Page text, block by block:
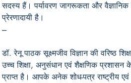
सदस्य हैं। पर्यावरण जागरूकता और
प्रेरणादायी है।
---
डॉ. रेनू पाठक सूक्ष्मजीव विज्ञान की वरिष्ठ
उच्च शिक्षा, अनुसंधान एवं शैक्षणिक
प्राप्त है। आपके अनेक शोध-पत्र राष्ट्रीय एवं